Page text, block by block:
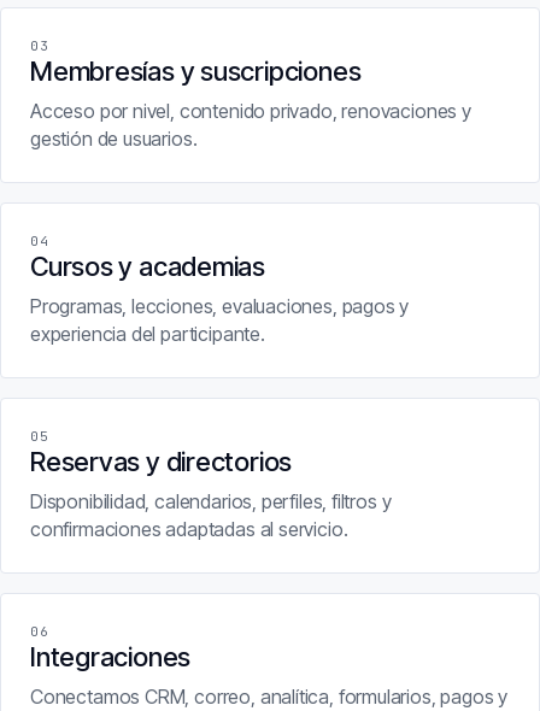
03
Membresías y suscripciones
Acceso por nivel, contenido privado, renovaciones y
gestión de usuarios.
04
Cursos y academias
Programas, lecciones, evaluaciones, pagos y
experiencia del participante.
05
Reservas y directorios
Disponibilidad, calendarios, perfiles, filtros y
confirmaciones adaptadas al servicio.
06
Integraciones
Conectamos CRM, correo, analítica, formularios, pagos y